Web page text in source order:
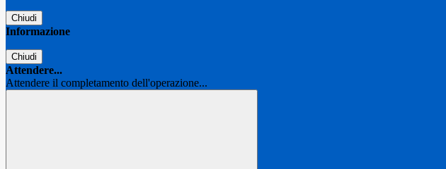
Chiudi
Informazione
Chiudi
Attendere...
Attendere il completamento dell'operazione...